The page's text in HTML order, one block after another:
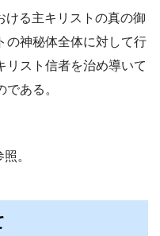
る主キリストの真の御
の神秘体全体に対して行
リスト信者を治め導いて
ある。
。